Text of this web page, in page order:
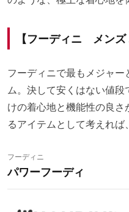
【フーディニ メンズ
フーディニで最もメジャ
ム。決して安くはない値
けの着心地と機能性の良
るアイテムとして考えれば
フーディニ
パワーフーディ